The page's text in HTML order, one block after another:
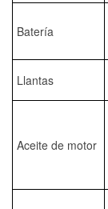
Batería
Llantas
Aceite de motor